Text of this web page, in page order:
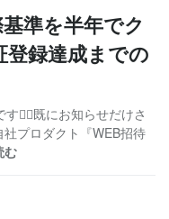
準を半年でク
登録達成までの
🙋‍♀️既にお知らせだけさ
プロダクト『WEB招待
む